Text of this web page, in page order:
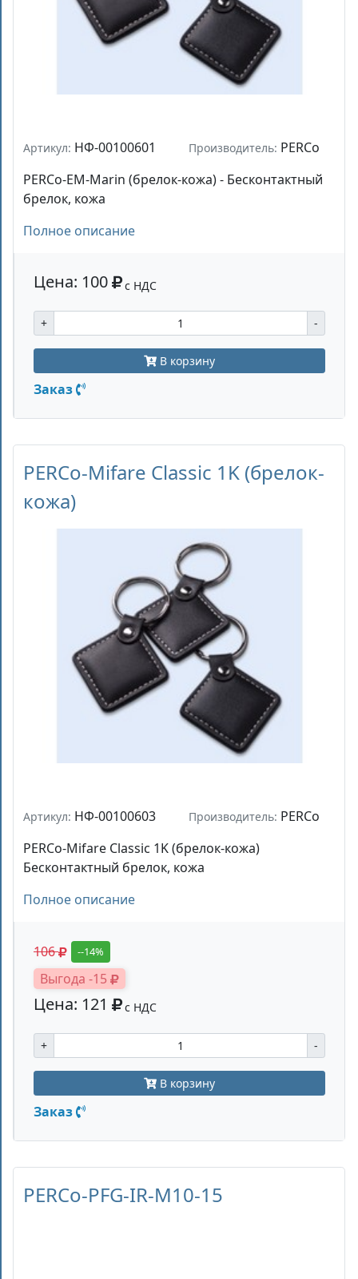
Артикул: НФ-00100601 Производитель: PERCo
PERCo-EM-Marin (брелок-кожа) - Бесконтактный
брелок, кожа
Полное описание
Цена: 100 с НДС
+ -
В корзину
Заказ
PERCo-Mifare Classic 1K (брелок-
кожа)
Артикул: НФ-00100603 Производитель: PERCo
PERCo-Mifare Classic 1K (брелок-кожа)
Бесконтактный брелок, кожа
Полное описание
106 --14%
Выгода -15
Цена: 121 с НДС
+ -
В корзину
Заказ
PERCo-PFG-IR-M10-15